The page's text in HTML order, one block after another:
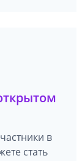
в
стать